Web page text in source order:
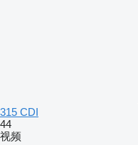
315 CDI
44
视频